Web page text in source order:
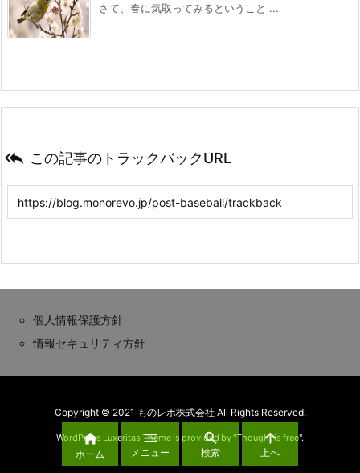
さて、春に気取ってみるということ ...
 この記事のトラックバックURL
個人情報保護方針
情報セキュリティ方針
Copyright © 2021 ものレボ株式会社 All Rights Reserved.
WordPress Luxeritas Theme is provided by "Thought is free".

ホーム

メニュー

検索

上へ